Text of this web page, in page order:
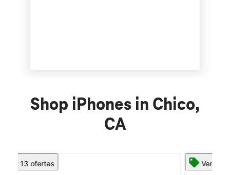
Shop iPhones in Chico,
CA
Ver 13 ofertas